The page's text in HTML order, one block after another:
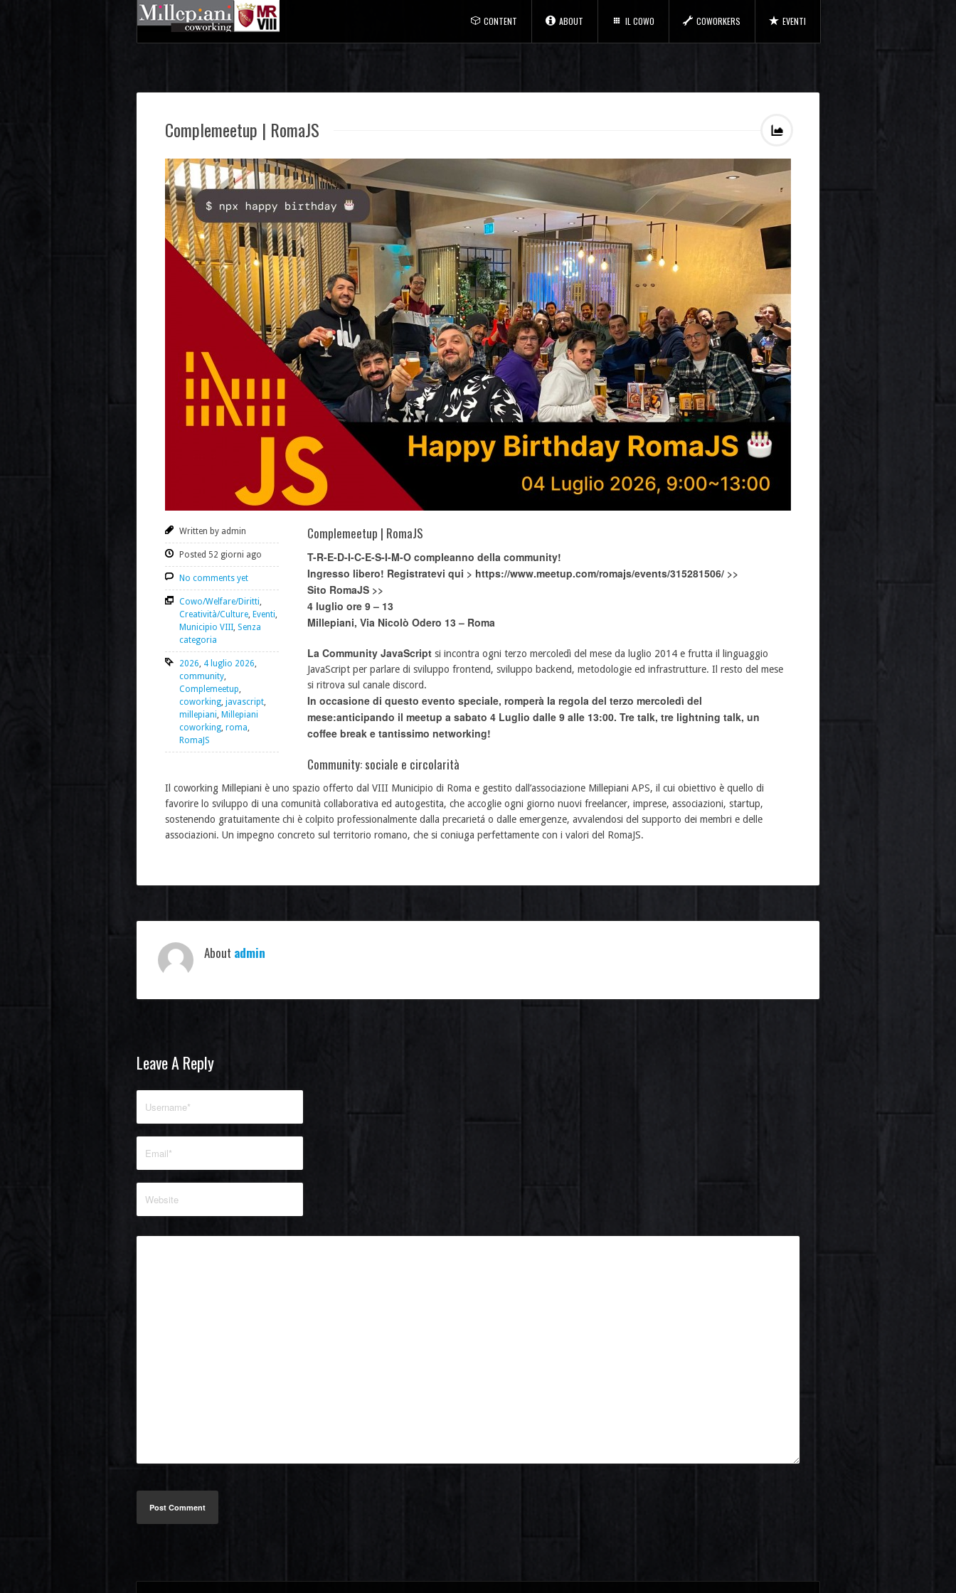
CONTENT ABOUT IL COWO COWORKERS EVENTI
Complemeetup | RomaJS
Written by admin
Posted 52 giorni ago
No comments yet
Cowo/Welfare/Diritti,
Creatività/Culture, Eventi,
Municipio VIII, Senza
categoria
2026, 4 luglio 2026,
community,
Complemeetup,
coworking, javascript,
millepiani, Millepiani
coworking, roma,
RomaJS
Complemeetup | RomaJS
T-R-E-D-I-C-E-S-I-M-O compleanno della community!
Ingresso libero! Registratevi qui > https://www.meetup.com/romajs/events/315281506/ >>
Sito RomaJS >>
4 luglio ore 9 – 13
Millepiani, Via Nicolò Odero 13 – Roma
La Community JavaScript si incontra ogni terzo mercoledì del mese da luglio 2014 e frutta il linguaggio
JavaScript per parlare di sviluppo frontend, sviluppo backend, metodologie ed infrastrutture. Il resto del mese
si ritrova sul canale discord.
In occasione di questo evento speciale, romperà la regola del terzo mercoledì del
mese:anticipando il meetup a sabato 4 Luglio dalle 9 alle 13:00. Tre talk, tre lightning talk, un
coffee break e tantissimo networking!
Community: sociale e circolarità
Il coworking Millepiani è uno spazio offerto dal VIII Municipio di Roma e gestito dall’associazione Millepiani APS, il cui obiettivo è quello di
favorire lo sviluppo di una comunità collaborativa ed autogestita, che accoglie ogni giorno nuovi freelancer, imprese, associazioni, startup,
sostenendo gratuitamente chi è colpito professionalmente dalla precarietá o dalle emergenze, avvalendosi del supporto dei membri e delle
associazioni. Un impegno concreto sul territorio romano, che si coniuga perfettamente con i valori del RomaJS.
About admin
Leave A Reply
Post Comment